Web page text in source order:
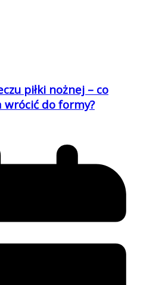
piłki nożnej – co
do formy?